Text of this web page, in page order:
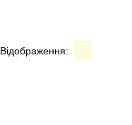
Відображення: